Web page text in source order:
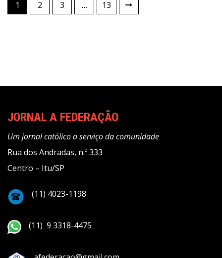
de
1 2 3 … 13
JORNAL A FEDERAÇÃO
Um jornal católico a serviço da comunidade
Rua dos Andradas, n.º 333
Centro – Itu/SP
(11) 4023-1198
(11) 9 3318-4475